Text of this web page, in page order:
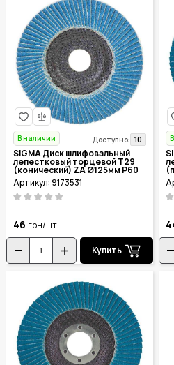
В наличии Доступно: 10
SIGMA Диск шлифовальный
лепестковый торцевой Т29
(конический) ZA Ø125мм P60
9173531
Артикул: 9173531
46 грн/шт.
Купить